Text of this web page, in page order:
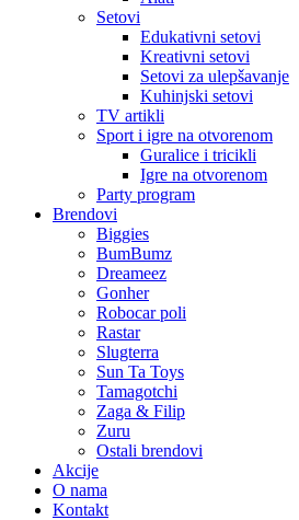
Setovi
Edukativni setovi
Kreativni setovi
Setovi za ulepšavanje
Kuhinjski setovi
TV artikli
Sport i igre na otvorenom
Guralice i tricikli
Igre na otvorenom
Party program
Brendovi
Biggies
BumBumz
Dreameez
Gonher
Robocar poli
Rastar
Slugterra
Sun Ta Toys
Tamagotchi
Zaga & Filip
Zuru
Ostali brendovi
Akcije
O nama
Kontakt